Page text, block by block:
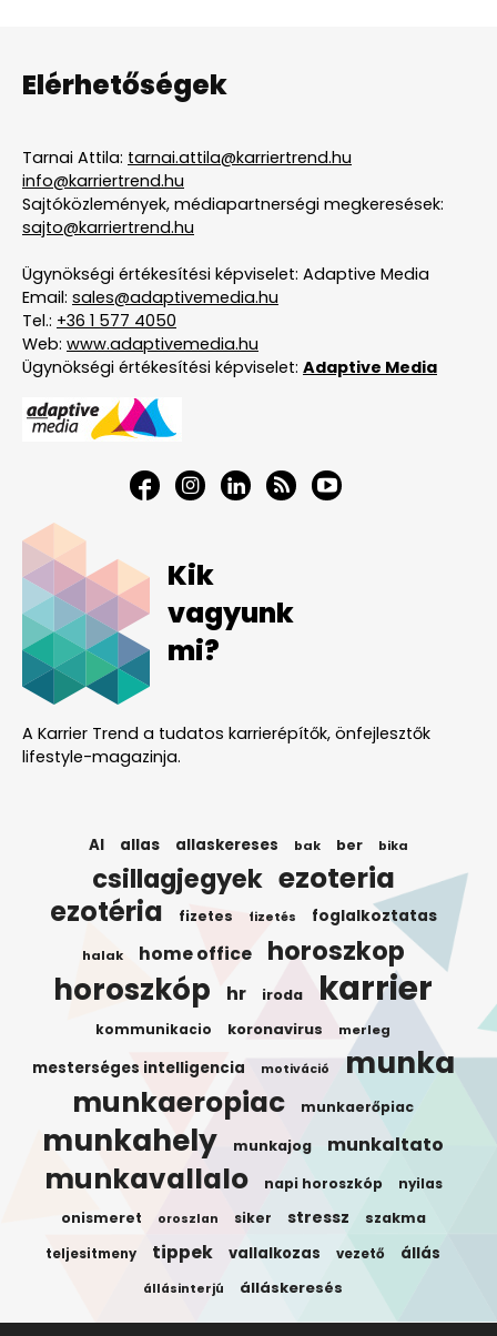
Elérhetőségek
Tarnai Attila: tarnai.attila@karriertrend.hu
info@karriertrend.hu
Sajtóközlemények, médiapartnerségi megkeresések:
sajto@karriertrend.hu
Ügynökségi értékesítési képviselet: Adaptive Media
Email: sales@adaptivemedia.hu
Tel.: +36 1 577 4050
Web: www.adaptivemedia.hu
Ügynökségi értékesítési képviselet: Adaptive Media
Kik
vagyunk
mi?
A Karrier Trend a tudatos karrierépítők, önfejlesztők
lifestyle-magazinja.
AI allas allaskereses bak ber bika
csillagjegyek ezoteria
ezotéria fizetes fizetés foglalkoztatas
halak home office horoszkop
horoszkóp hr iroda karrier
kommunikacio koronavirus merleg
mesterséges intelligencia motiváció munka
munkaeropiac munkaerőpiac
munkahely munkajog munkaltato
munkavallalo napi horoszkóp nyilas
onismeret oroszlan siker stressz szakma
teljesitmeny tippek vallalkozas vezető állás
állásinterjú álláskeresés